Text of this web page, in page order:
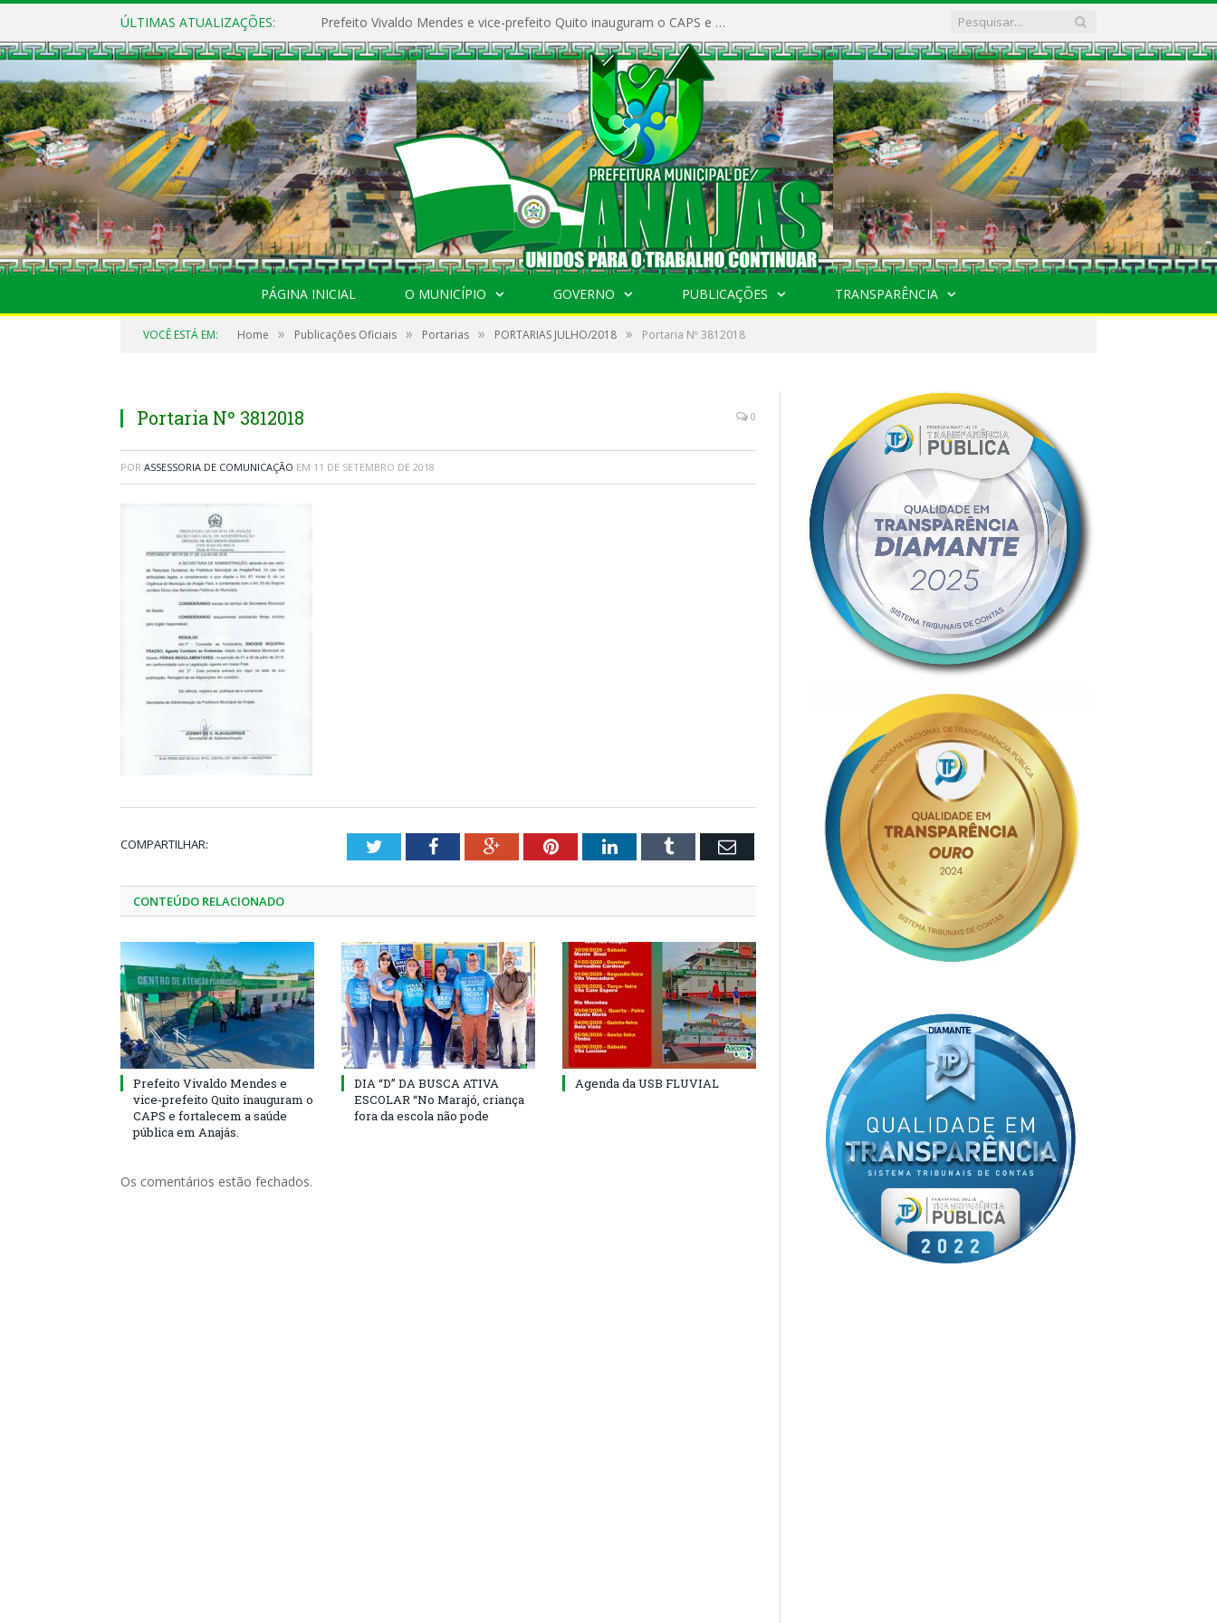
ÚLTIMAS ATUALIZAÇÕES: Prefeito Vivaldo Mendes e vice-prefeito Quito inauguram o CAPS e fortalecem a saúde pública em Anajás.
PÁGINA INICIAL O MUNICÍPIO GOVERNO PUBLICAÇÕES TRANSPARÊNCIA
VOCÊ ESTÁ EM: Home » Publicações Oficiais » Portarias » PORTARIAS JULHO/2018 » Portaria Nº 3812018
Portaria Nº 3812018 0
POR ASSESSORIA DE COMUNICAÇÃO EM 11 DE SETEMBRO DE 2018
COMPARTILHAR: TwitterFacebookGoogle+PinterestLinkedInTumblr Email
CONTEÚDO RELACIONADO
Prefeito Vivaldo Mendes e
vice-prefeito Quito inauguram o
CAPS e fortalecem a saúde
pública em Anajás.
DIA “D” DA BUSCA ATIVA
ESCOLAR “No Marajó, criança
fora da escola não pode
Agenda da USB FLUVIAL
Os comentários estão fechados.